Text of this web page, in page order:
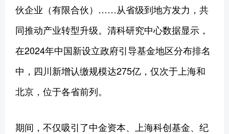
伙企业（有限合伙）……从省级到地方发力，共
同推动产业转型升级。清科研究中心数据显示，
在2024年中国新设立政府引导基金地区分布排名
中，四川新增认缴规模达275亿，仅次于上海和
北京，位于各省前列。
期间，不仅吸引了中金资本、上海科创基金、纪